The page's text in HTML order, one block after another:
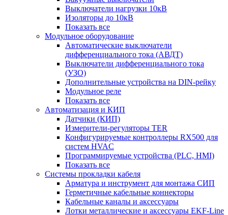
Выключатели нагрузки 10кВ
Изоляторы до 10кВ
Показать все
Модульное оборудование
Автоматические выключатели
дифференциального тока (АВДТ)
Выключатели дифференциального тока
(УЗО)
Дополнительные устройства на DIN-рейку
Модульное реле
Показать все
Автоматизация и КИП
Датчики (КИП)
Измерители-регуляторы TER
Конфигурируемые контроллеры RX500 для
систем HVAC
Программируемые устройства (PLC, HMI)
Показать все
Системы прокладки кабеля
Арматура и инструмент для монтажа СИП
Герметичные кабельные коннекторы
Кабельные каналы и аксессуары
Лотки металлические и аксессуары EKF-Line